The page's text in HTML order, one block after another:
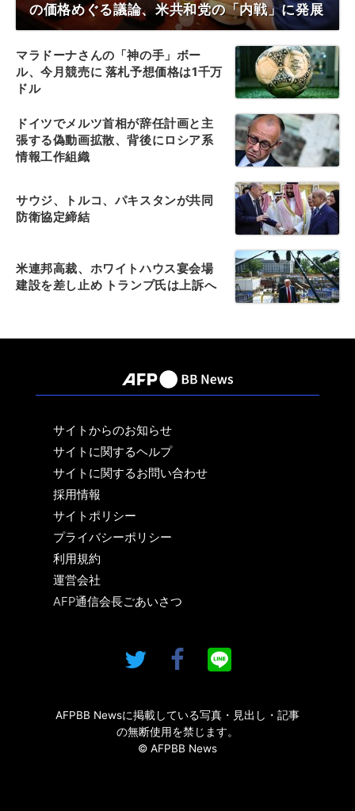
の価格めぐる議論、米共和党の「内戦」に発展
マラドーナさんの「神の手」ボー
ル、今月競売に 落札予想価格は1千万
ドル
ドイツでメルツ首相が辞任計画と主
張する偽動画拡散、背後にロシア系
情報工作組織
サウジ、トルコ、パキスタンが共同
防衛協定締結
米連邦高裁、ホワイトハウス宴会場
建設を差し止め トランプ氏は上訴へ
サイトからのお知らせ
サイトに関するヘルプ
サイトに関するお問い合わせ
採用情報
サイトポリシー
プライバシーポリシー
利用規約
運営会社
AFP通信会長ごあいさつ
AFPBB Newsに掲載している写真・見出し・記事
の無断使用を禁じます。
© AFPBB News